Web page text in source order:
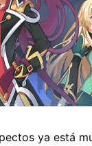
ya está